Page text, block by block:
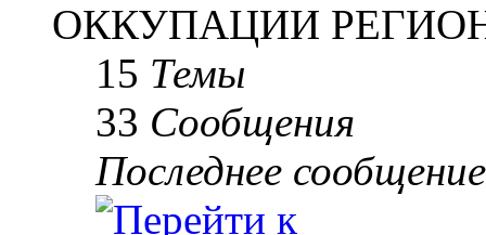
ОККУПАЦИИ
15 Темы
33 Сообщения
Последнее сообщение